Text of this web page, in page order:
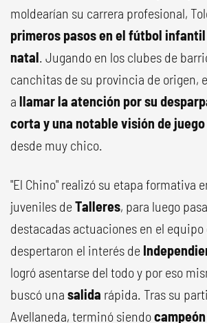
moldearían su carrera profesional,
primeros pasos en el fútbol infantil
natal. Jugando en los clubes de
canchitas de su provincia de origen,
a llamar la atención por su
corta y una notable visión de juego
desde muy chico.
"El Chino" realizó su etapa formativa
juveniles deTalleres, para luego
destacadas actuaciones en el equipo
despertaron el interés de
logró asentarse del todo y por eso
buscó una salida rápida. Tras su
Avellaneda, terminó siendo